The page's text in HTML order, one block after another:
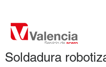
Soldadura